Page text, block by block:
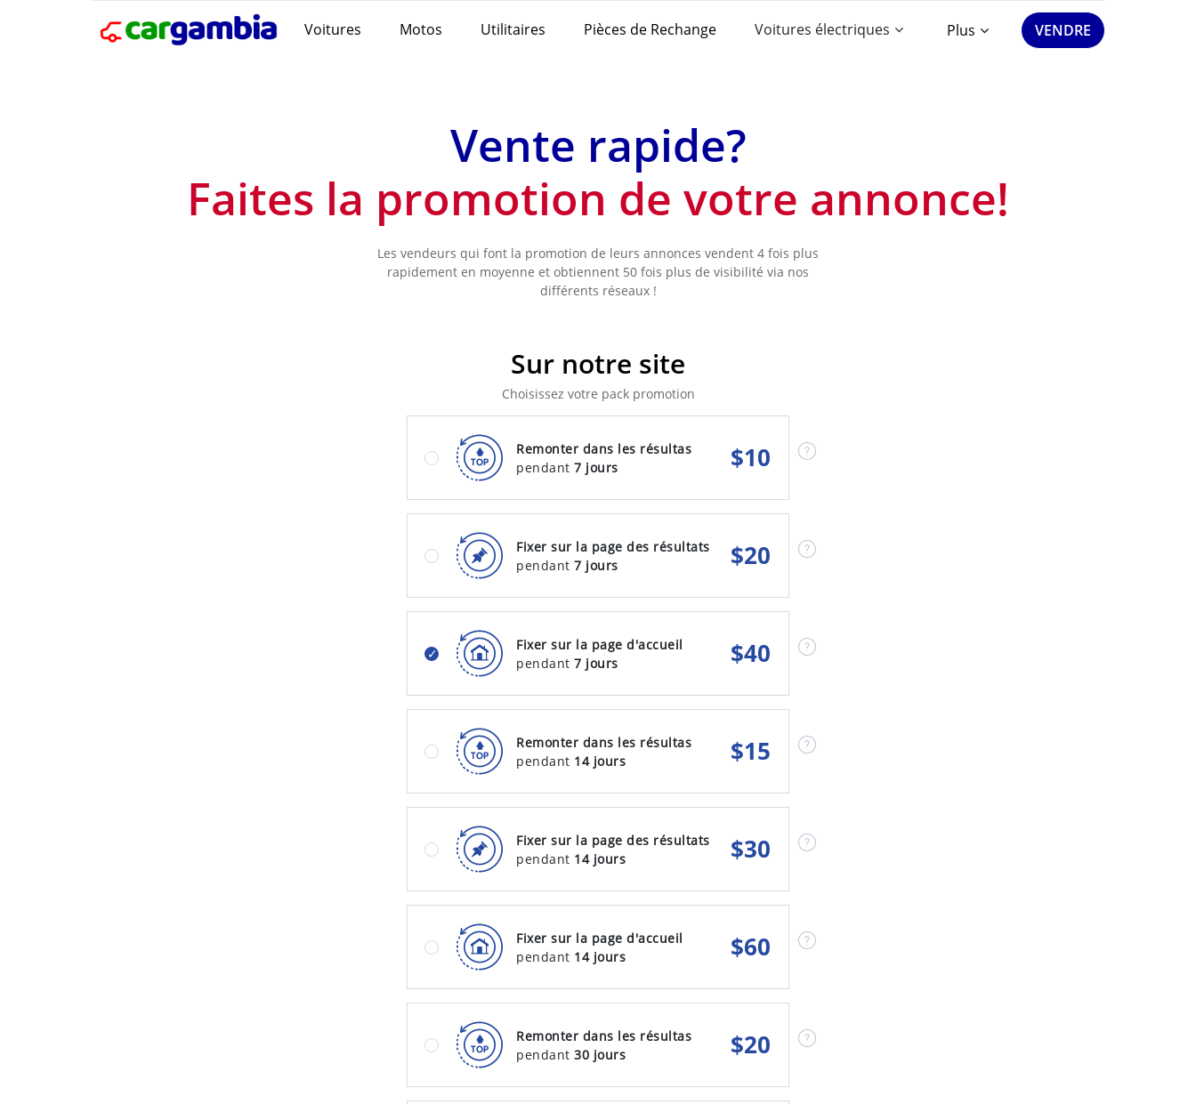
Voitures Motos Utilitaires Pièces de Rechange Voitures électriques Plus VENDRE
Vente rapide?
Faites la promotion de votre annonce!
Les vendeurs qui font la promotion de leurs annonces vendent 4 fois plus
rapidement en moyenne et obtiennent 50 fois plus de visibilité via nos
différents réseaux !
Sur notre site
Choisissez votre pack promotion
Remonter dans les résultas
pendant 7 jours $10
Fixer sur la page des résultats
pendant 7 jours $20
Fixer sur la page d'accueil
pendant 7 jours $40
Remonter dans les résultas
pendant 14 jours $15
Fixer sur la page des résultats
pendant 14 jours $30
Fixer sur la page d'accueil
pendant 14 jours $60
Remonter dans les résultas
pendant 30 jours $20